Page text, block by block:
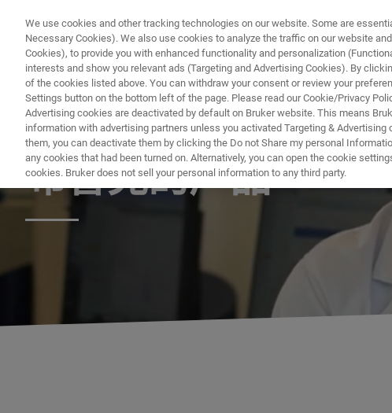
企业社会责任
布鲁克的产品
We use cookies and other tracking technologies on our website. Some are
Necessary Cookies). We also use cookies to analyze the traffic on our website
Cookies), to provide you with enhanced functionality and personalization
interests and show you relevant ads (Targeting and Advertising Cookies). By
of the cookies listed above. You can withdraw your consent or review your
Settings button on the bottom left of the page. Please read our Cookie/Privacy
Advertising cookies are deactivated by default on Bruker website. This means
information with advertising partners unless you activated Targeting &
them, you can deactivate them by clicking the Do not Share my personal
any cookies that had been turned on. Alternatively, you can open the cookie
cookies. Bruker does not sell your personal information to any third party.